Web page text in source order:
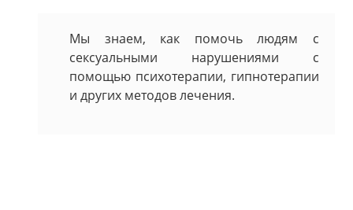
Мы знаем, как помочь людям с
сексуальными нарушениями с
помощью психотерапии, гипнотерапии
и других методов лечения.